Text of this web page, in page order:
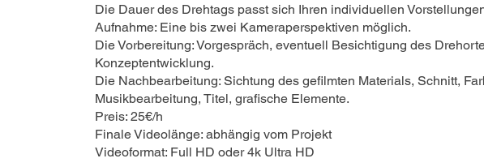
Die Dauer des Drehtags passt sich Ihren individuellen
Aufnahme: Eine bis zwei Kameraperspektiven möglich.
Die Vorbereitung: Vorgespräch, eventuell Besichtigung des
Konzeptentwicklung.
Die Nachbearbeitung: Sichtung des gefilmten Materials, Schnitt,
Musikbearbeitung, Titel, grafische Elemente.
Preis: 25€/h
Finale Videolänge: abhängig vom Projekt
Videoformat: Full HD oder 4k Ultra HD